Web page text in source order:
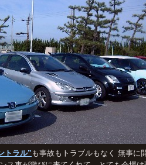
トラル” も事故もトラブルもなく 無事に